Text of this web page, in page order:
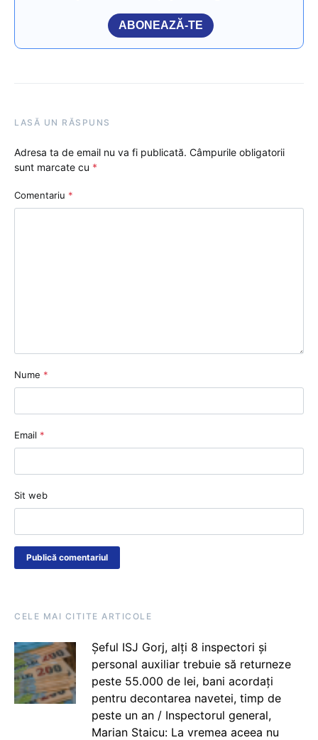
ABONEAZĂ-TE
LASĂ UN RĂSPUNS
Adresa ta de email nu va fi publicată. Câmpurile obligatorii
sunt marcate cu *
Comentariu *
Nume *
Email *
Sit web
CELE MAI CITITE ARTICOLE
Șeful ISJ Gorj, alți 8 inspectori și
personal auxiliar trebuie să returneze
peste 55.000 de lei, bani acordați
pentru decontarea navetei, timp de
peste un an / Inspectorul general,
Marian Staicu: La vremea aceea nu